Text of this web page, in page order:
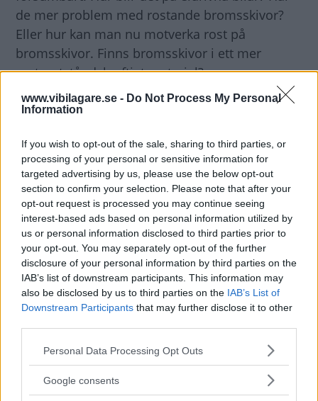
www.vibilagare.se - Do Not Process My Personal
Information
If you wish to opt-out of the sale, sharing to third parties, or
processing of your personal or sensitive information for
targeted advertising by us, please use the below opt-out
section to confirm your selection. Please note that after your
opt-out request is processed you may continue seeing
interest-based ads based on personal information utilized by
us or personal information disclosed to third parties prior to
your opt-out. You may separately opt-out of the further
disclosure of your personal information by third parties on the
IAB’s list of downstream participants. This information may
also be disclosed by us to third parties on the IAB’s List of
Downstream Participants that may further disclose it to other
Please note that this website/app uses one or more Google
not limited to your visit or usage behaviour. You may click to
Personal Data Processing Opt Outs
Google consents
de mer problem med rostande bromsskivor?
Eller hur kan man nu motverka rost på
bromsskivor. Finns bromsskivor i ett mer
rostmotståndskraftigt material?
Borde köpa elbil snart
Du har helt rätt i din fundering. Vi har fått en
del indikeringar från elbils-ägare som noterat
att bromsar främst där bak tenderar att ge
problem tidigare. Ska man motverka det får
man se till att motionera bromsarna
regelbundet, under kontrollerad form. Det kan
ju för övrigt vara en anledning till årlig översikt
då man låter rengöra rörliga delar. Detta borde
ingå i serviceåtgärder för elhybrider och elbilar.
Diskutera: Håller du med om svaret?